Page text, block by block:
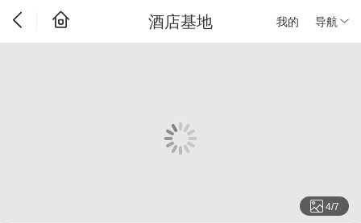
我的 导航
酒店基地
4/7